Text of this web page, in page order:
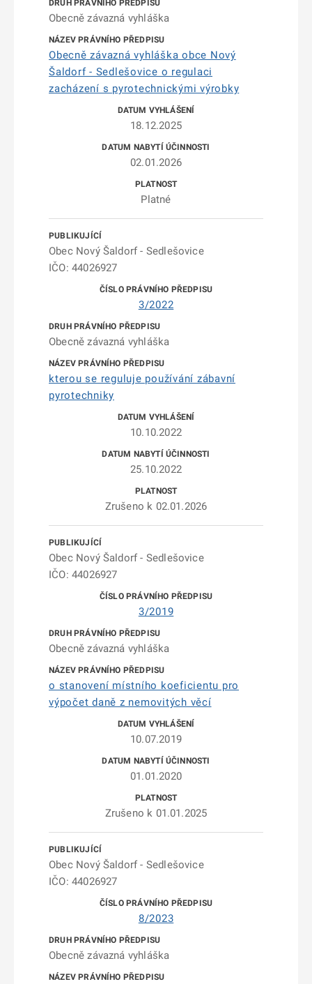
Obecně závazná vyhláška
Obecně závazná vyhláška obce Nový
Šaldorf - Sedlešovice o regulaci
zacházení s pyrotechnickými výrobky
18.12.2025
02.01.2026
Platné
Obec Nový Šaldorf - Sedlešovice
IČO: 44026927
3/2022
Obecně závazná vyhláška
kterou se reguluje používání zábavní
pyrotechniky
10.10.2022
25.10.2022
Zrušeno k 02.01.2026
Obec Nový Šaldorf - Sedlešovice
IČO: 44026927
3/2019
Obecně závazná vyhláška
o stanovení místního koeficientu pro
výpočet daně z nemovitých věcí
10.07.2019
01.01.2020
Zrušeno k 01.01.2025
Obec Nový Šaldorf - Sedlešovice
IČO: 44026927
8/2023
Obecně závazná vyhláška